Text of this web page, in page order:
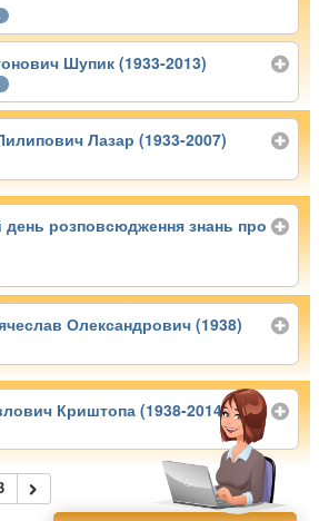
Шупик (1933-2013)
Лазар (1933-2007)
день розповсюдження знань про
Олександрович (1938)
Криштопа (1938-2014)